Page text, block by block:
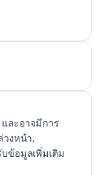
ละอาจมีการ
วงหน้า.
ข้อมูลเพิ่มเติม